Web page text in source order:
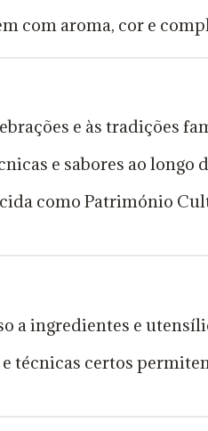
com aroma, cor e
e às tradições
e sabores ao longo
como Património
a ingredientes e
técnicas certos